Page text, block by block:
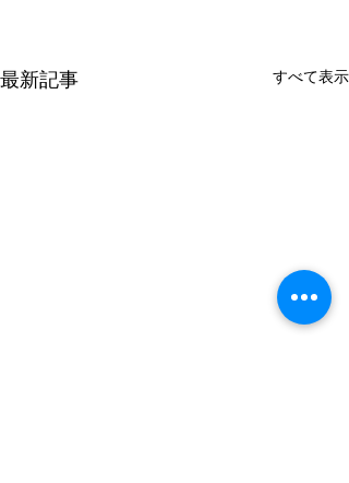
最新記事 すべて表示